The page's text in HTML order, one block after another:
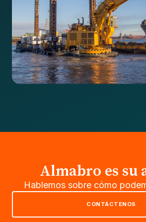
Almabro es su
Hablemos sobre cómo
CONTÁCTENOS